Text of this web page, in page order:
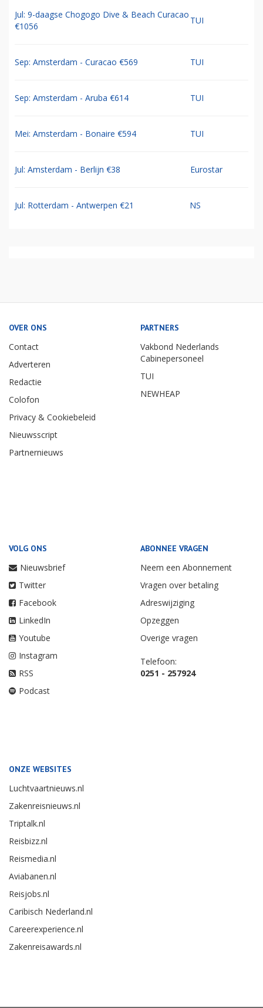
Jul: 9-daagse Chogogo Dive & Beach Curacao
€1056
TUI
Sep: Amsterdam - Curacao €569 TUI
Sep: Amsterdam - Aruba €614 TUI
Mei: Amsterdam - Bonaire €594 TUI
Jul: Amsterdam - Berlijn €38 Eurostar
Jul: Rotterdam - Antwerpen €21 NS
OVER ONS
Contact
Adverteren
Redactie
Colofon
Privacy & Cookiebeleid
Nieuwsscript
Partnernieuws
PARTNERS
Vakbond Nederlands
Cabinepersoneel
TUI
NEWHEAP
VOLG ONS
Nieuwsbrief
Twitter
Facebook
LinkedIn
Youtube
Instagram
RSS
Podcast
ABONNEE VRAGEN
Neem een Abonnement
Vragen over betaling
Adreswijziging
Opzeggen
Overige vragen
Telefoon:
0251 - 257924
ONZE WEBSITES
Luchtvaartnieuws.nl
Zakenreisnieuws.nl
Triptalk.nl
Reisbizz.nl
Reismedia.nl
Aviabanen.nl
Reisjobs.nl
Caribisch Nederland.nl
Careerexperience.nl
Zakenreisawards.nl